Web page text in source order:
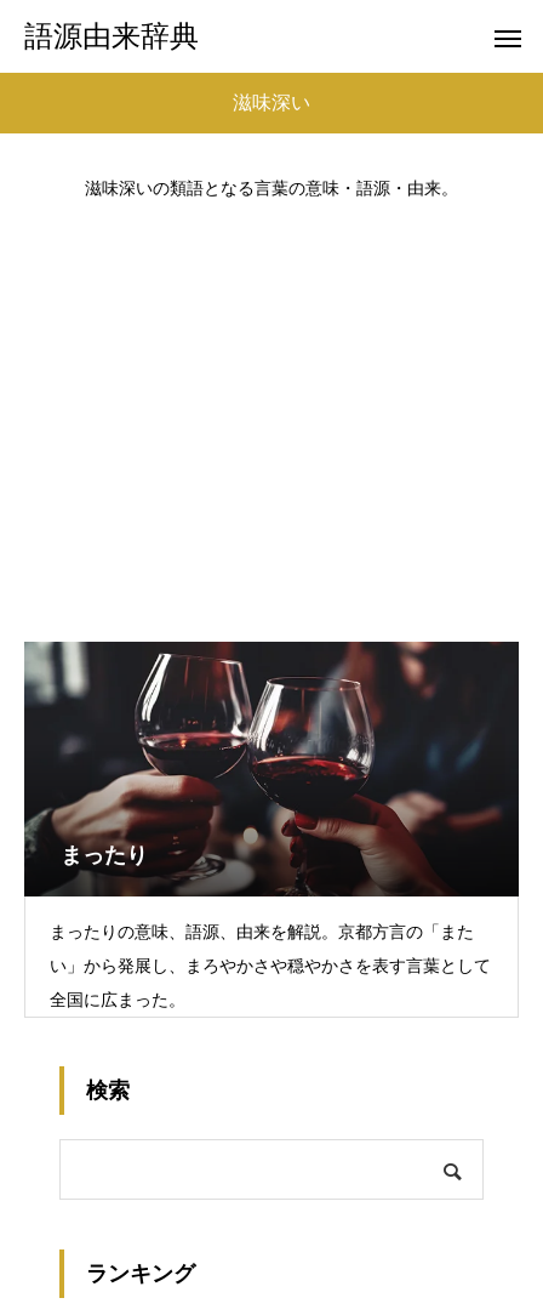
語源由来辞典
滋味深い
滋味深いの類語となる言葉の意味・語源・由来。
まったり
まったりの意味、語源、由来を解説。京都方言の「また
い」から発展し、まろやかさや穏やかさを表す言葉として
全国に広まった。
検索
ランキング